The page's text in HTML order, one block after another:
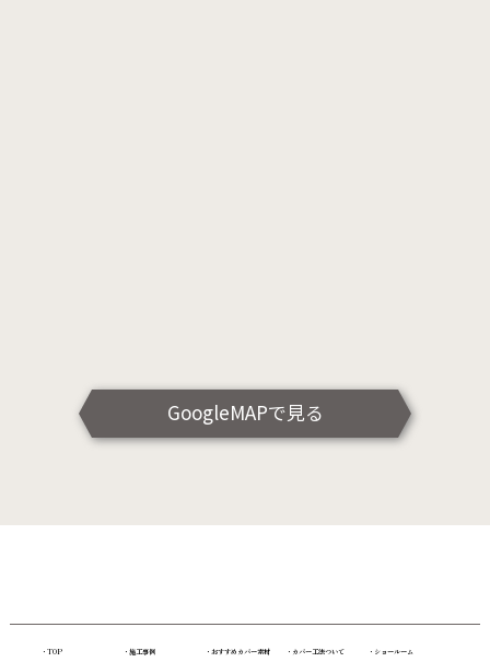
GoogleMAPで見る
・TOP ・施工事例 ・おすすめカバー素材 ・カバー工法ついて ・ショールーム